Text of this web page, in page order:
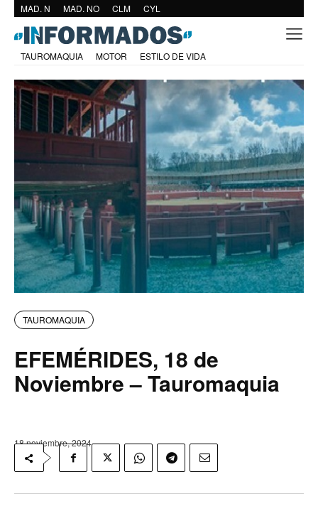
MAD. N MAD. NO CLM CYL
TAUROMAQUIA MOTOR ESTILO DE VIDA
TAUROMAQUIA
EFEMÉRIDES, 18 de
Noviembre – Tauromaquia
18 noviembre, 2024